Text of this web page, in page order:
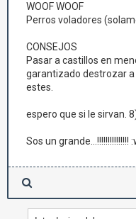
WOOF WOOF
Perros voladores
CONSEJOS
Pasar a castillos en
garantizado destrozar
estes.
espero que si le sirvan.
Sos un